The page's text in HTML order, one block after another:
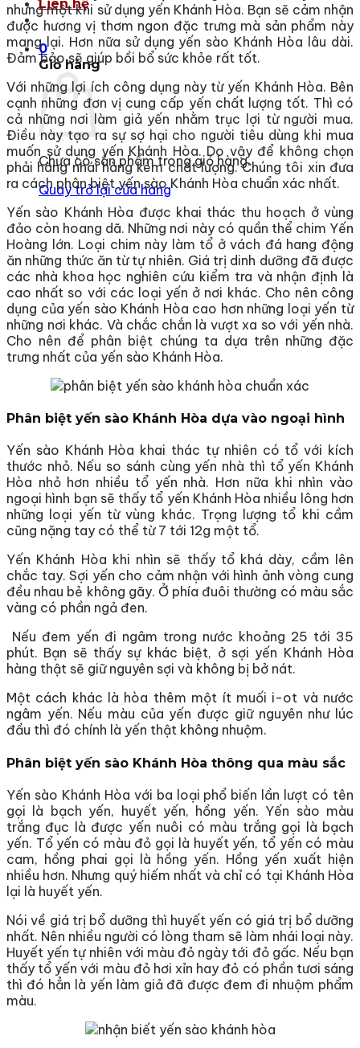
Liên hệ
0
Giỏ hàng
Chưa có sản phẩm trong giỏ hàng.
Quay trở lại cửa hàng
nhưng một khi sử dụng yến Khánh Hòa. Bạn sẽ cảm nhận
được hương vị thơm ngon đặc trưng mà sản phẩm này
mang lại. Hơn nữa sử dụng yến sào Khánh Hòa lâu dài.
Đảm bảo sẽ giúp bồi bổ sức khỏe rất tốt.
Với những lợi ích công dụng này từ yến Khánh Hòa. Bên
cạnh những đơn vị cung cấp yến chất lượng tốt. Thì có
cả những nơi làm giả yến nhằm trục lợi từ người mua.
Điều này tạo ra sự sợ hại cho người tiêu dùng khi mua
muốn sử dụng yến Khánh Hòa. Do vậy để không chọn
phải hàng nhái hàng kém chất lượng. Chúng tôi xin đưa
ra cách phân biệt yến sào Khánh Hòa chuẩn xác nhất.
Yến sào Khánh Hòa được khai thác thu hoạch ở vùng
đảo còn hoang dã. Những nơi này có quần thể chim Yến
Hoàng lớn. Loại chim này làm tổ ở vách đá hang động
ăn những thức ăn từ tự nhiên. Giá trị dinh dưỡng đã được
các nhà khoa học nghiên cứu kiểm tra và nhận định là
cao nhất so với các loại yến ở nơi khác. Cho nên công
dụng của yến sào Khánh Hòa cao hơn những loại yến từ
những nơi khác. Và chắc chắn là vượt xa so với yến nhà.
Cho nên để phân biệt chúng ta dựa trên những đặc
trưng nhất của yến sào Khánh Hòa.
Phân biệt yến sào Khánh Hòa dựa vào ngoại hình
Yến sào Khánh Hòa khai thác tự nhiên có tổ với kích
thước nhỏ. Nếu so sánh cùng yến nhà thì tổ yến Khánh
Hòa nhỏ hơn nhiều tổ yến nhà. Hơn nữa khi nhìn vào
ngoại hình bạn sẽ thấy tổ yến Khánh Hòa nhiều lông hơn
những loại yến từ vùng khác. Trọng lượng tổ khi cầm
cũng nặng tay có thể từ 7 tới 12g một tổ.
Yến Khánh Hòa khi nhìn sẽ thấy tổ khá dày, cầm lên
chắc tay. Sợi yến cho cảm nhận với hình ảnh vòng cung
đều nhau bẻ không gãy. Ở phía đuôi thường có màu sắc
vàng có phần ngả đen.
Nếu đem yến đi ngâm trong nước khoảng 25 tới 35
phút. Bạn sẽ thấy sự khác biệt, ở sợi yến Khánh Hòa
hàng thật sẽ giữ nguyên sợi và không bị bở nát.
Một cách khác là hòa thêm một ít muối i-ot và nước
ngâm yến. Nếu màu của yến được giữ nguyên như lúc
đầu thì đó chính là yến thật không nhuộm.
Phân biệt yến sào Khánh Hòa thông qua màu sắc
Yến sào Khánh Hòa với ba loại phổ biến lần lượt có tên
gọi là bạch yến, huyết yến, hồng yến. Yến sào màu
trắng đục là được yến nuôi có màu trắng gọi là bạch
yến. Tổ yến có màu đỏ gọi là huyết yến, tổ yến có màu
cam, hồng phai gọi là hồng yến. Hồng yến xuất hiện
nhiều hơn. Nhưng quý hiếm nhất và chỉ có tại Khánh Hòa
lại là huyết yến.
Nói về giá trị bổ dưỡng thì huyết yến có giá trị bổ dưỡng
nhất. Nên nhiều người có lòng tham sẽ làm nhái loại này.
Huyết yến tự nhiên với màu đỏ ngày tới đỏ gấc. Nếu bạn
thấy tổ yến với màu đỏ hơi xỉn hay đỏ có phần tươi sáng
thì đó hẳn là yến làm giả đã được đem đi nhuộm phẩm
màu.